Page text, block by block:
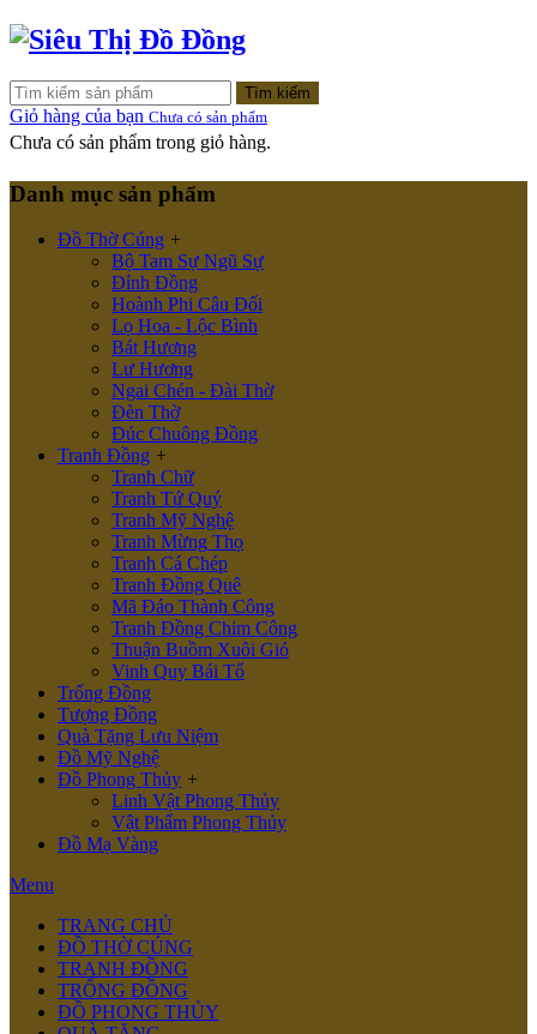
Tìm kiếm
Giỏ hàng của bạn Chưa có sản phẩm
Chưa có sản phẩm trong giỏ hàng.
Danh mục sản phẩm
Đồ Thờ Cúng +
Bộ Tam Sự Ngũ Sự
Đỉnh Đồng
Hoành Phi Câu Đối
Lọ Hoa - Lộc Bình
Bát Hương
Lư Hương
Ngai Chén - Đài Thờ
Đèn Thờ
Đúc Chuông Đồng
Tranh Đồng +
Tranh Chữ
Tranh Tứ Quý
Tranh Mỹ Nghệ
Tranh Mừng Thọ
Tranh Cá Chép
Tranh Đồng Quê
Mã Đáo Thành Công
Tranh Đồng Chim Công
Thuận Buồm Xuôi Gió
Vinh Quy Bái Tổ
Trống Đồng
Tượng Đồng
Quà Tặng Lưu Niệm
Đồ Mỹ Nghệ
Đồ Phong Thủy +
Linh Vật Phong Thủy
Vật Phẩm Phong Thủy
Đồ Mạ Vàng
Menu
TRANG CHỦ
ĐỒ THỜ CÚNG
TRANH ĐỒNG
TRỐNG ĐỒNG
ĐỒ PHONG THỦY